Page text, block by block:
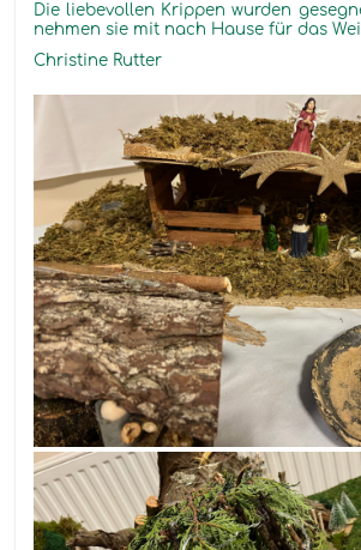
Die liebevollen Krippen wurden
nehmen sie mit nach Hause für das
Christine Rutter